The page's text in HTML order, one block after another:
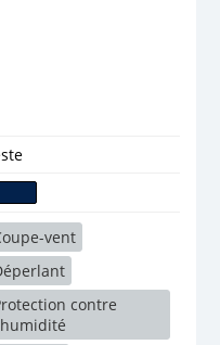
vent
contre